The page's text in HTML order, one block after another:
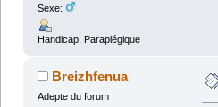
Sexe:
Handicap: Paraplégique
Breizhfenua
Adepte du forum